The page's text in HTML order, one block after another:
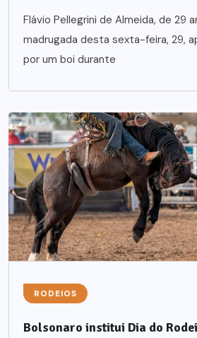
Flávio Pellegrini de Almeida, de 29
madrugada desta sexta-feira, 29,
por um boi durante
RODEIOS
Bolsonaro institui Dia do